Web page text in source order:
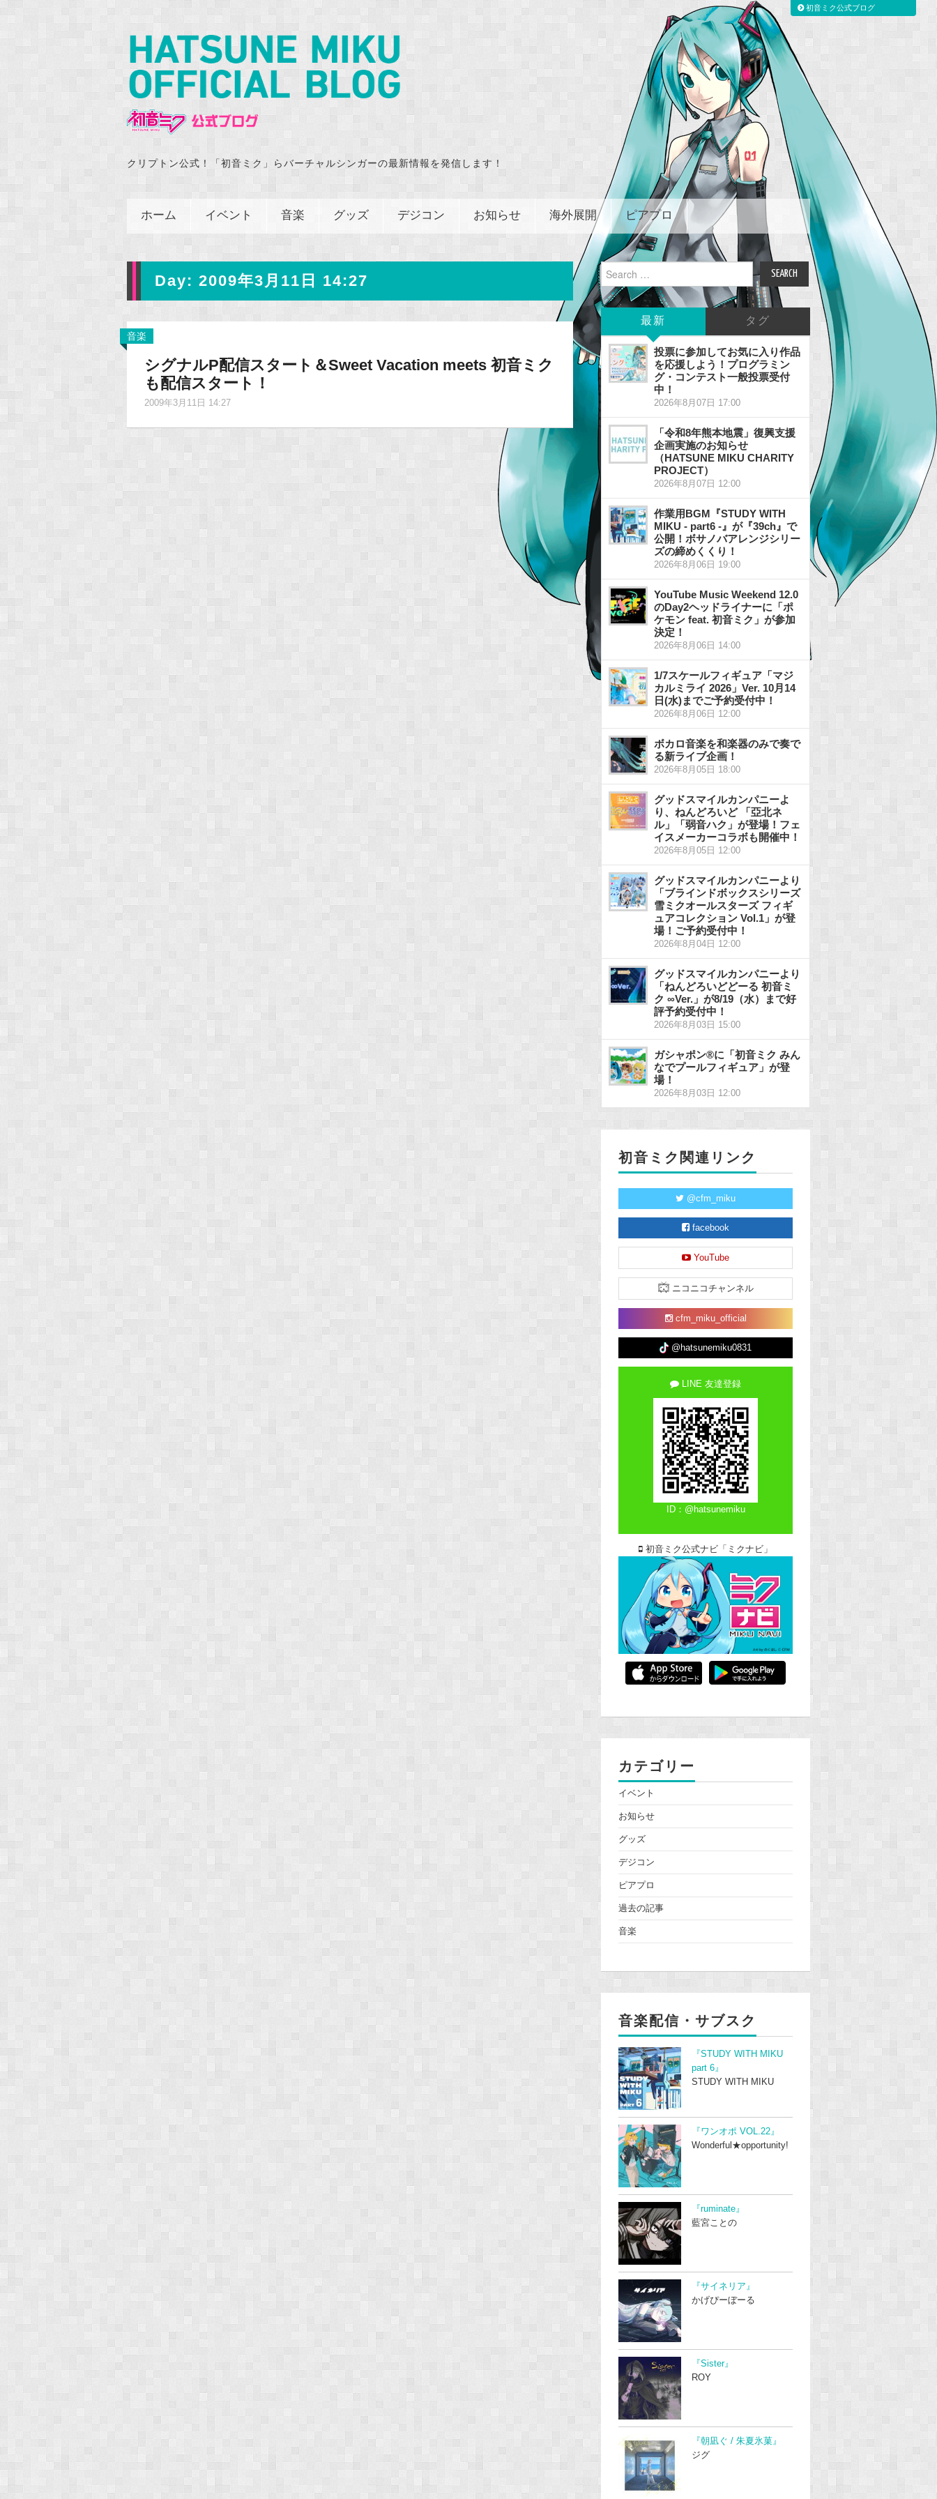
クリプトン公式！「初音ミク」らバーチャルシンガーの最新情報を発信します！
ホーム イベント 音楽 グッズ デジコン お知らせ 海外展開 ピアプロ
Day: 2009年3月11日 14:27
音楽
シグナルP配信スタート＆Sweet Vacation meets 初音ミク
も配信スタート！
2009年3月11日 14:27
Search
for:
最新 タグ
投票に参加してお気に入り作品
を応援しよう！プログラミン
グ・コンテスト一般投票受付
中！
2026年8月07日 17:00
「令和8年熊本地震」復興支援
企画実施のお知らせ
（HATSUNE MIKU CHARITY
PROJECT）
2026年8月07日 12:00
作業用BGM『STUDY WITH
MIKU - part6 -』が『39ch』で
公開！ボサノバアレンジシリー
ズの締めくくり！
2026年8月06日 19:00
YouTube Music Weekend 12.0
のDay2ヘッドライナーに「ポ
ケモン feat. 初音ミク」が参加
決定！
2026年8月06日 14:00
1/7スケールフィギュア「マジ
カルミライ 2026」Ver. 10月14
日(水)までご予約受付中！
2026年8月06日 12:00
ボカロ音楽を和楽器のみで奏で
る新ライブ企画！
2026年8月05日 18:00
グッドスマイルカンパニーよ
り、ねんどろいど 「亞北ネ
ル」「弱音ハク」が登場！フェ
イスメーカーコラボも開催中！
2026年8月05日 12:00
グッドスマイルカンパニーより
「ブラインドボックスシリーズ
雪ミクオールスターズ フィギ
ュアコレクション Vol.1」が登
場！ご予約受付中！
2026年8月04日 12:00
グッドスマイルカンパニーより
「ねんどろいどどーる 初音ミ
ク ∞Ver.」が8/19（水）まで好
評予約受付中！
2026年8月03日 15:00
ガシャポン®に「初音ミク みん
なでプールフィギュア」が登
場！
2026年8月03日 12:00
初音ミク関連リンク
@cfm_miku
facebook
YouTube
ニコニコチャンネル
cfm_miku_official
@hatsunemiku0831
LINE 友達登録
ID：@hatsunemiku
初音ミク公式ナビ「ミクナビ」
カテゴリー
イベント
お知らせ
グッズ
デジコン
ピアプロ
過去の記事
音楽
音楽配信・サブスク
『STUDY WITH MIKU
part 6』
STUDY WITH MIKU
『ワンオポ VOL.22』
Wonderful★opportunity!
『ruminate』
藍宮ことの
『サイネリア』
かげぴーぼーる
『Sister』
ROY
『朝凪ぐ / 朱夏氷菓』
ジグ
初音ミク公式ブログ